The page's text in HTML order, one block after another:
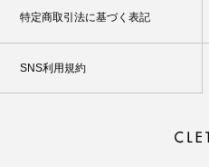
特定商取引法に基づく表記
SNS利用規約